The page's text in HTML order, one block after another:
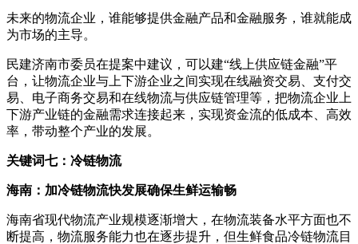
未来的物流企业，谁能够提供金融产品和金融服务，谁就能成
为市场的主导。
民建济南市委员在提案中建议，可以建“线上供应链金融”平
台，让物流企业与上下游企业之间实现在线融资交易、支付交
易、电子商务交易和在线物流与供应链管理等，把物流企业上
下游产业链的金融需求连接起来，实现资金流的低成本、高效
率，带动整个产业的发展。
关键词七：冷链物流
海南：加冷链物流快发展确保生鲜运输畅
海南省现代物流产业规模逐渐增大，在物流装备水平方面也不
断提高，物流服务能力也在逐步提升，但生鲜食品冷链物流目